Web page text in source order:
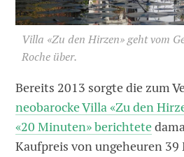
Villa «Zu den Hirzen» geht vom
Roche über.
Bereits 2013 sorgte die zum
neobarocke Villa «Zu den
«20 Minuten» berichtete
Kaufpreis von ungeheuren